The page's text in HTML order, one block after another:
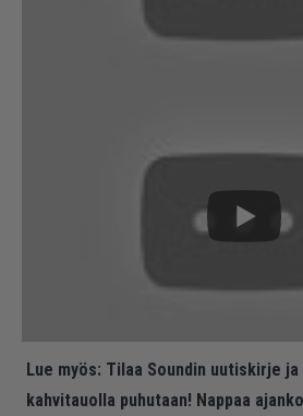
Lue myös: Tilaa Soundin uutiskirje
kahvitauolla puhutaan! Nappaa